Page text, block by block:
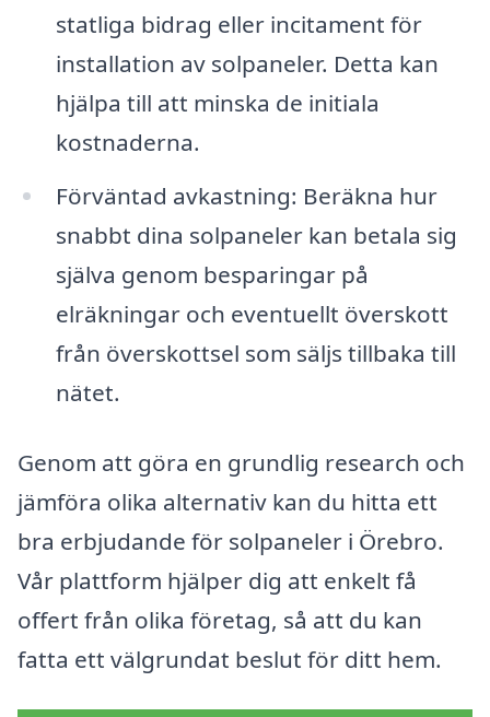
statliga bidrag eller incitament för
installation av solpaneler. Detta kan
hjälpa till att minska de initiala
kostnaderna.
Förväntad avkastning: Beräkna hur
snabbt dina solpaneler kan betala sig
själva genom besparingar på
elräkningar och eventuellt överskott
från överskottsel som säljs tillbaka till
nätet.
Genom att göra en grundlig research och
jämföra olika alternativ kan du hitta ett
bra erbjudande för solpaneler i Örebro.
Vår plattform hjälper dig att enkelt få
offert från olika företag, så att du kan
fatta ett välgrundat beslut för ditt hem.